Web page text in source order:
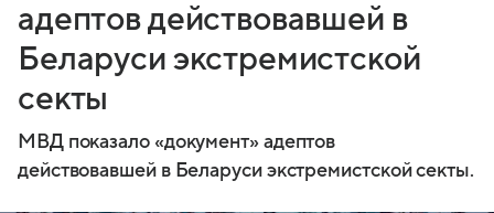
адептов действовавшей в
Беларуси экстремистской
секты
МВД показало «документ» адептов
действовавшей в Беларуси экстремистской секты.